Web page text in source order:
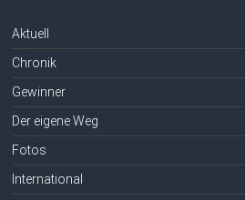
Aktuell
Chronik
Gewinner
Der eigene Weg
Fotos
International